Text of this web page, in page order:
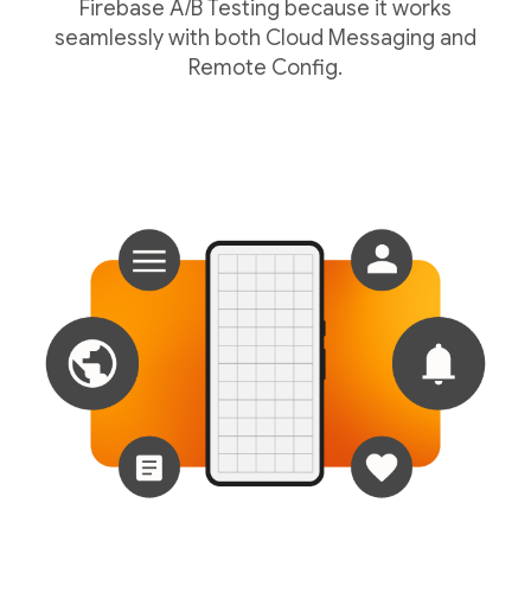
Firebase A/B Testing because it works
seamlessly with both Cloud Messaging and
Remote Config.